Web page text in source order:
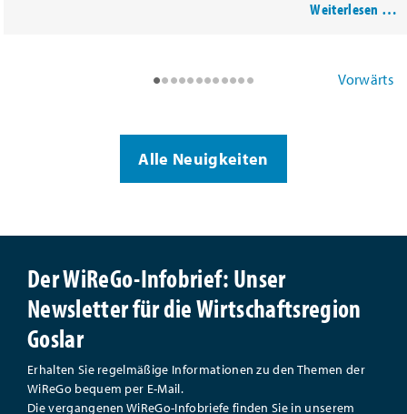
Weiterlesen …
•••••••••••• Vorwärts
Alle Neuigkeiten
Der WiReGo-Infobrief: Unser
Newsletter für die Wirtschaftsregion
Goslar
Erhalten Sie regelmäßige Informationen zu den Themen der
WiReGo bequem per E-Mail.
Die vergangenen WiReGo-Infobriefe finden Sie in unserem